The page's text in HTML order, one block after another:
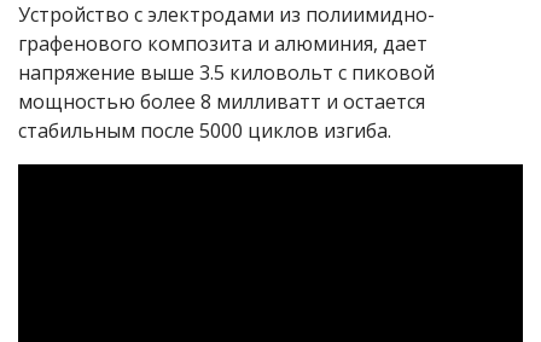
Устройство с электродами из полиимидно-
графенового композита и алюминия, дает
напряжение выше 3.5 киловольт с пиковой
мощностью более 8 милливатт и остается
стабильным после 5000 циклов изгиба.